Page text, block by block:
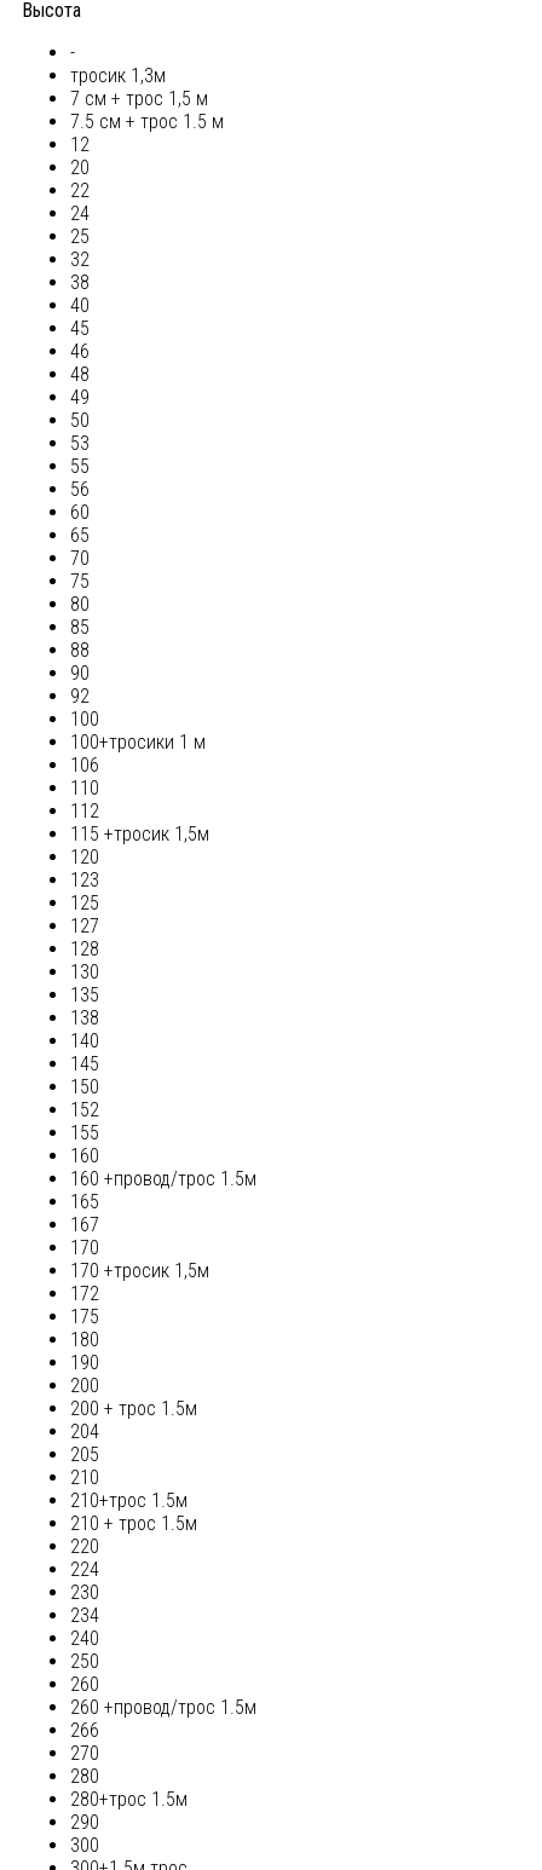
Высота
-
тросик 1,3м
7 см + трос 1,5 м
7.5 см + трос 1.5 м
12
20
22
24
25
32
38
40
45
46
48
49
50
53
55
56
60
65
70
75
80
85
88
90
92
100
100+тросики 1 м
106
110
112
115 +тросик 1,5м
120
123
125
127
128
130
135
138
140
145
150
152
155
160
160 +провод/трос 1.5м
165
167
170
170 +тросик 1,5м
172
175
180
190
200
200 + трос 1.5м
204
205
210
210+трос 1.5м
210 + трос 1.5м
220
224
230
234
240
250
260
260 +провод/трос 1.5м
266
270
280
280+трос 1.5м
290
300